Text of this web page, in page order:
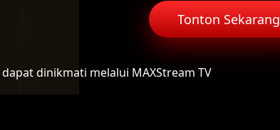
Tonton Sekarang
dapat dinikmati melalui MAXStream TV